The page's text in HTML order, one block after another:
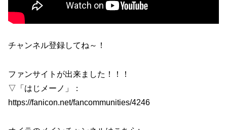
チャンネル登録してね～！
ファンサイトが出来ました！！！
▽「はじメーノ」：
https://fanicon.net/fancommunities/4246